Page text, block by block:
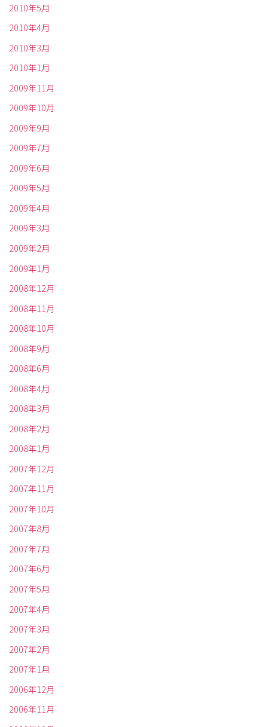
2010年5月
2010年4月
2010年3月
2010年1月
2009年11月
2009年10月
2009年9月
2009年7月
2009年6月
2009年5月
2009年4月
2009年3月
2009年2月
2009年1月
2008年12月
2008年11月
2008年10月
2008年9月
2008年6月
2008年4月
2008年3月
2008年2月
2008年1月
2007年12月
2007年11月
2007年10月
2007年8月
2007年7月
2007年6月
2007年5月
2007年4月
2007年3月
2007年2月
2007年1月
2006年12月
2006年11月